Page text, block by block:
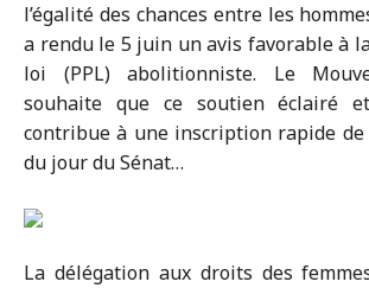
l’égalité des chances entre les
a rendu le 5 juin un avis favorable à
loi (PPL) abolitionniste. Le
souhaite que ce soutien éclairé
contribue à une inscription rapide de
du jour du Sénat…
La délégation aux droits des